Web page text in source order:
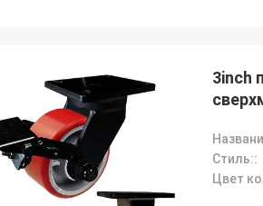
3inch
Стиль::
Цвет